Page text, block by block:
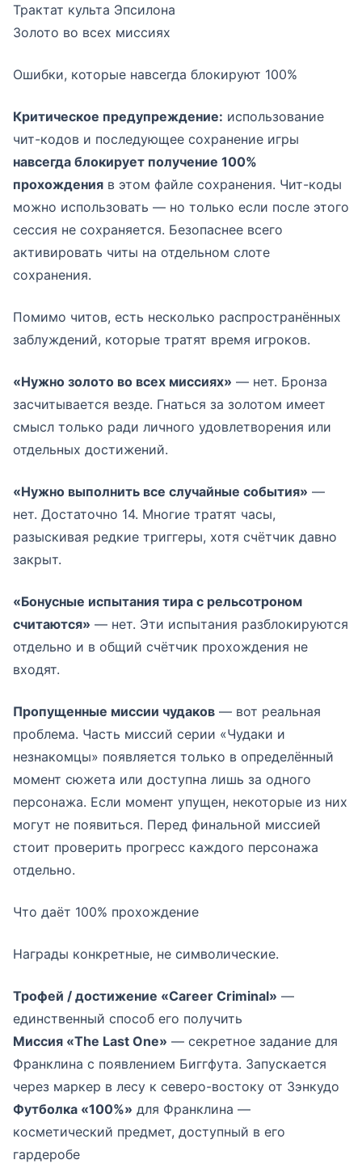
Трактат культа Эпсилона
Золото во всех миссиях
Ошибки, которые навсегда блокируют 100%
Критическое предупреждение: использование
чит-кодов и последующее сохранение игры
навсегда блокирует получение 100%
прохождения в этом файле сохранения. Чит-коды
можно использовать — но только если после этого
сессия не сохраняется. Безопаснее всего
активировать читы на отдельном слоте
сохранения.
Помимо читов, есть несколько распространённых
заблуждений, которые тратят время игроков.
«Нужно золото во всех миссиях» — нет. Бронза
засчитывается везде. Гнаться за золотом имеет
смысл только ради личного удовлетворения или
отдельных достижений.
«Нужно выполнить все случайные события» —
нет. Достаточно 14. Многие тратят часы,
разыскивая редкие триггеры, хотя счётчик давно
закрыт.
«Бонусные испытания тира с рельсотроном
считаются» — нет. Эти испытания разблокируются
отдельно и в общий счётчик прохождения не
входят.
Пропущенные миссии чудаков — вот реальная
проблема. Часть миссий серии «Чудаки и
незнакомцы» появляется только в определённый
момент сюжета или доступна лишь за одного
персонажа. Если момент упущен, некоторые из них
могут не появиться. Перед финальной миссией
стоит проверить прогресс каждого персонажа
отдельно.
Что даёт 100% прохождение
Награды конкретные, не символические.
Трофей / достижение «Career Criminal» —
единственный способ его получить
Миссия «The Last One» — секретное задание для
Франклина с появлением Биггфута. Запускается
через маркер в лесу к северо-востоку от Зэнкудо
Футболка «100%» для Франклина —
косметический предмет, доступный в его
гардеробе